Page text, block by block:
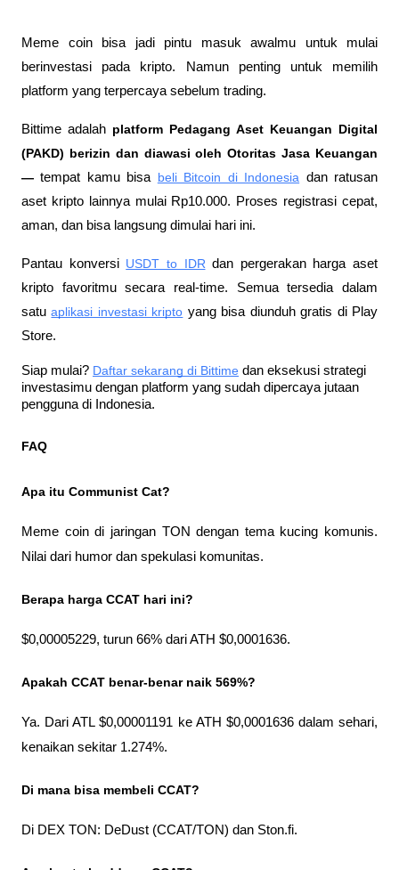
Meme coin bisa jadi pintu masuk awalmu untuk mulai
berinvestasi pada kripto. Namun penting untuk memilih
platform yang terpercaya sebelum trading.
Bittime adalah platform Pedagang Aset Keuangan Digital
(PAKD) berizin dan diawasi oleh Otoritas Jasa Keuangan
— tempat kamu bisa beli Bitcoin di Indonesia dan ratusan
aset kripto lainnya mulai Rp10.000. Proses registrasi cepat,
aman, dan bisa langsung dimulai hari ini.
Pantau konversi USDT to IDR dan pergerakan harga aset
kripto favoritmu secara real-time. Semua tersedia dalam
satu aplikasi investasi kripto yang bisa diunduh gratis di Play
Store.
Siap mulai? Daftar sekarang di Bittime dan eksekusi strategi
investasimu dengan platform yang sudah dipercaya jutaan
pengguna di Indonesia.
FAQ
Apa itu Communist Cat?
Meme coin di jaringan TON dengan tema kucing komunis.
Nilai dari humor dan spekulasi komunitas.
Berapa harga CCAT hari ini?
$0,00005229, turun 66% dari ATH $0,0001636.
Apakah CCAT benar-benar naik 569%?
Ya. Dari ATL $0,00001191 ke ATH $0,0001636 dalam sehari,
kenaikan sekitar 1.274%.
Di mana bisa membeli CCAT?
Di DEX TON: DeDust (CCAT/TON) dan Ston.fi.